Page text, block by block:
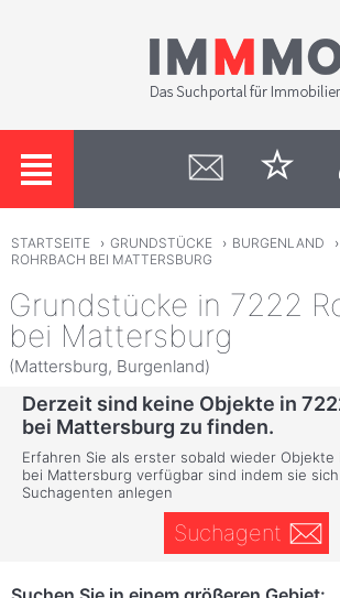
STARTSEITE › GRUNDSTÜCKE › BURGENLAND ›
ROHRBACH BEI MATTERSBURG
Grundstücke in 7222
bei Mattersburg
(Mattersburg, Burgenland)
Derzeit sind keine Objekte in
bei Mattersburg zu finden.
Erfahren Sie als erster sobald wieder Objekte
bei Mattersburg verfügbar sind indem sie
Suchagenten anlegen
Suchagent